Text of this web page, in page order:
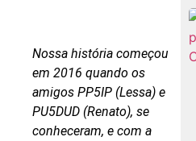
Nossa história começou
em 2016 quando os
amigos PP5IP (Lessa) e
PU5DUD (Renato), se
conheceram, e com a